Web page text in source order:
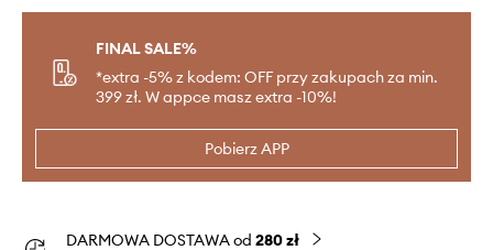
FINAL SALE%
*extra -5% z kodem: OFF przy zakupach za min.
399 zł. W appce masz extra -10%!
Pobierz APP
DARMOWA DOSTAWA od 280 zł